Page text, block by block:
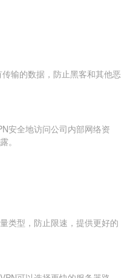
输的数据，防止黑客和其他恶
安全地访问公司内部网络资
。
类型，防止限速，提供更好的